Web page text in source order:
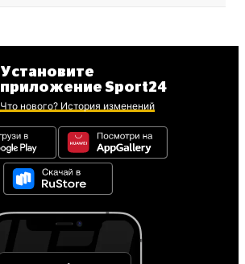
Установите
приложение Sport24
Что нового? История изменений